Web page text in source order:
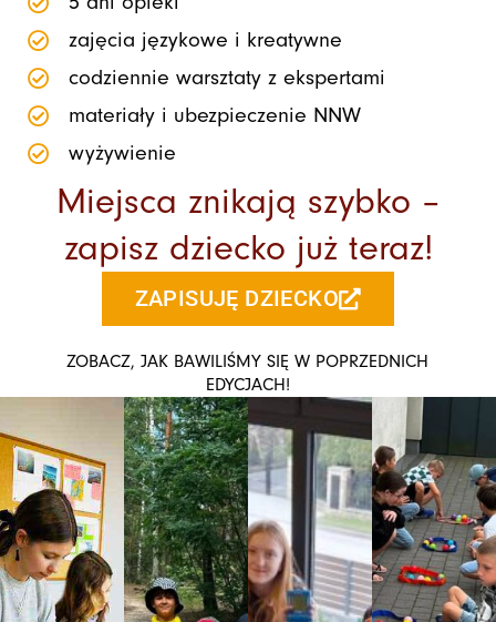
zajęcia językowe i kreatywne
codziennie warsztaty z ekspertami
materiały i ubezpieczenie NNW
wyżywienie
Miejsca znikają szybko –
zapisz dziecko już teraz!
ZAPISUJĘ DZIECKO
ZOBACZ, JAK BAWILIŚMY SIĘ W POPRZEDNICH
EDYCJACH!